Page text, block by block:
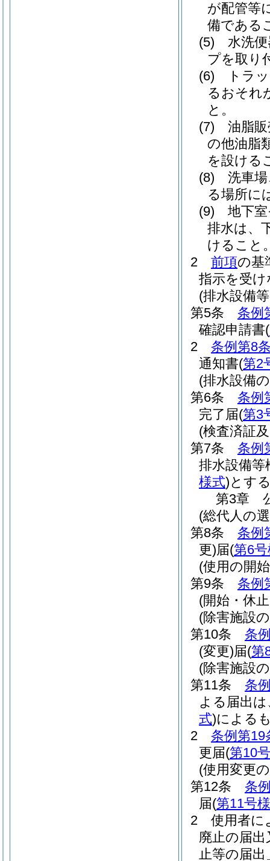
が配管等
備である
(5)
水洗
プを取り
(6)
トラ
るおそれ
と。
(7)
油脂
の他油脂
を設ける
(8)
洗車
る場所に
(9)
地下
排水は、
けること
2
前項の基
指示を受
(排水設備
第5条
条例
確認申請書(
2
条例第8
通知書(第2
(排水設備
第6条
条例
完了届(第3
(検査済証
第7条
条例
排水設備等
様式)とす
第3章
(総代人の
第8条
条例
更)届(第6
(使用の開
第9条
条例
(開始・休
(除害施設
第10条
条
(変更)届(第
(除害施設
第11条
条
よる届出
式)による
2
条例第19
更届(第10
(使用変更
第12条
条
届(第11号
2
使用者に
廃止の届
止等の届